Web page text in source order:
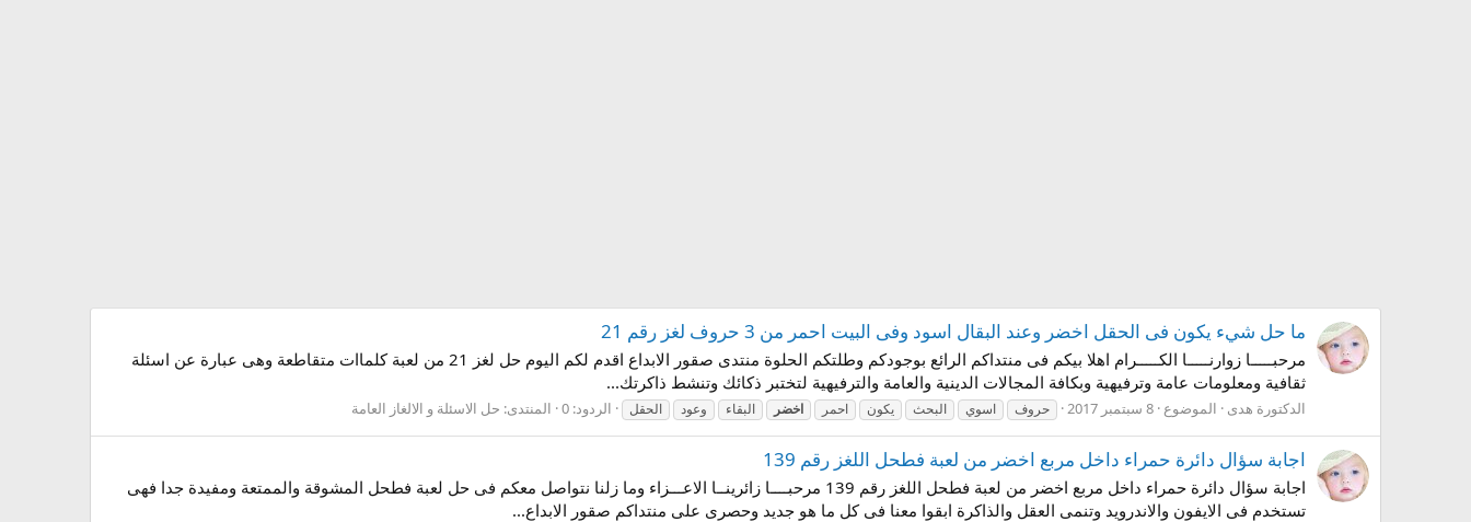
ما حل شيء يكون فى الحقل اخضر وعند البقال اسود وفى البيت احمر من 3 حروف لغز رقم 21
مرحبـــــا زوارنـــــا الكـــــرام اهلا بيكم فى منتداكم الرائع بوجودكم وطلتكم الحلوة منتدى صقور الابداع اقدم لكم اليوم حل لغز 21 من لعبة كلماات متقاطعة وهى عبارة عن اسئلة
ثقافية ومعلومات عامة وترفيهية وبكافة المجالات الدينية والعامة والترفيهية لتختبر ذكائك وتنشط ذاكرتك...
الدكتورة هدى الموضوع 8 سبتمبر 2017 حروف اسوي البحث يكون احمر اخضر البقاء وعود الحقل الردود: 0 المنتدى: حل الاسئلة و الالغاز العامة
اجابة سؤال دائرة حمراء داخل مربع اخضر من لعبة فطحل اللغز رقم 139
اجابة سؤال دائرة حمراء داخل مربع اخضر من لعبة فطحل اللغز رقم 139 مرحبــــا زائرينــا الاعـــزاء وما زلنا نتواصل معكم فى حل لعبة فطحل المشوقة والممتعة ومفيدة جدا فهى
تستخدم فى الايفون والاندرويد وتنمى العقل والذاكرة ابقوا معنا فى كل ما هو جديد وحصرى على منتداكم صقور الابداع...